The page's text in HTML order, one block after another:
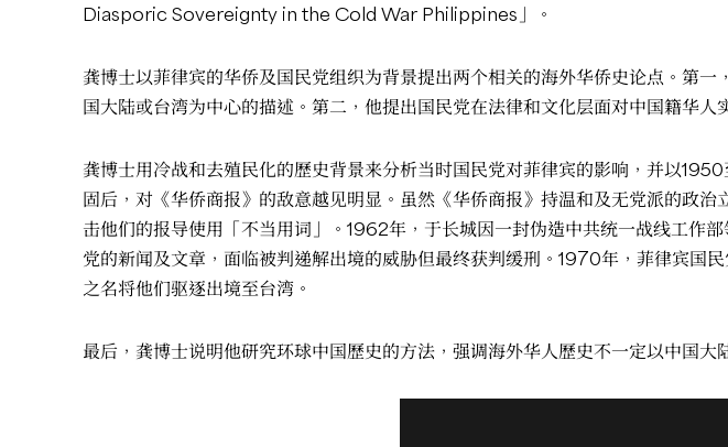
Diasporic Sovereignty in the Cold War Philippines」。
龚博士以菲律宾的华侨及国民党组织为背景提出两个相关的海外华侨史论点。第
国大陆或台湾为中心的描述。第二，他提出国民党在法律和文化层面对中国籍华人
龚博士用冷战和去殖民化的歷史背景来分析当时国民党对菲律宾的影响，并以
固后，对《华侨商报》的敌意越见明显。虽然《华侨商报》持温和及无党派的政
击他们的报导使用「不当用词」。1962年，于长城因一封伪造中共统一战线工作
党的新闻及文章，面临被判递解出境的威胁但最终获判缓刑。1970年，菲律宾国
之名将他们驱逐出境至台湾。
最后，龚博士说明他研究环球中国歷史的方法，强调海外华人歷史不一定以中国大